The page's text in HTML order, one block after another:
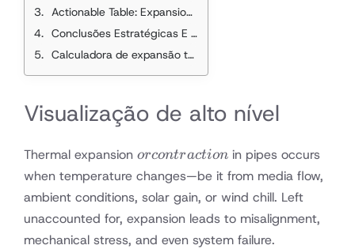
Actionable Table: Expansion Rates
Conclusões Estratégicas E Recomendações Proativas
Calculadora de expansão térmica de tubos
Visualização de alto nível
Thermal expansion or
contraction
orcontractionin pipes occurs
when temperature changes—be it from media flow,
ambient conditions, solar gain, or wind chill. Left
unaccounted for, expansion leads to misalignment,
mechanical stress, and even system failure.